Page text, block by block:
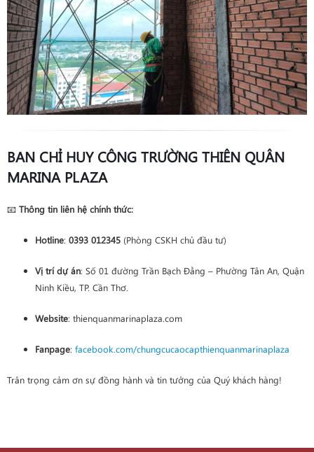
BAN CHỈ HUY CÔNG TRƯỜNG THIÊN QUÂN
MARINA PLAZA
📧 Thông tin liên hệ chính thức:
Hotline: 0393 012345 (Phòng CSKH chủ đầu tư)
Vị trí dự án: Số 01 đường Trần Bạch Đằng – Phường Tân An, Quận
Ninh Kiều, TP. Cần Thơ.
Website: thienquanmarinaplaza.com
Fanpage: facebook.com/chungcucaocapthienquanmarinaplaza
Trân trọng cảm ơn sự đồng hành và tin tưởng của Quý khách hàng!